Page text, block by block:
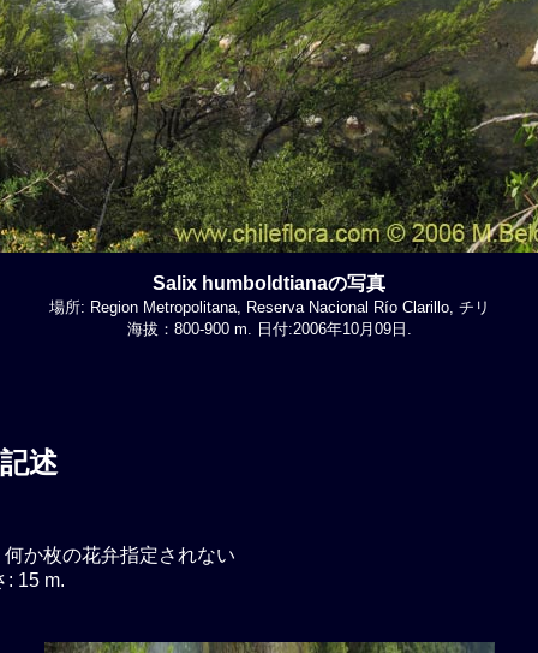
Salix humboldtianaの写真
場所: Region Metropolitana, Reserva Nacional Río Clarillo, チリ
海拔：800-900 m. 日付:2006年10月09日.
述
何か枚の花弁指定されない
: 15 m.